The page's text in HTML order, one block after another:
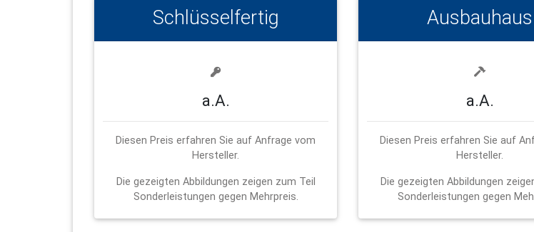
Schlüsselfertig
a.A.
Diesen Preis erfahren Sie auf Anfrage vom
Hersteller.
Die gezeigten Abbildungen zeigen zum Teil
Sonderleistungen gegen Mehrpreis.
Ausbauhaus
a.A.
Diesen Preis erfahren Sie auf
Hersteller.
Die gezeigten Abbildungen
Sonderleistungen gegen